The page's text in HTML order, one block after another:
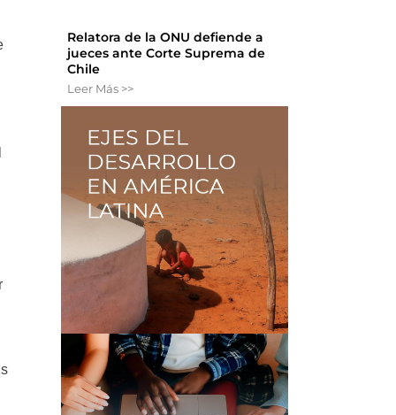
Relatora de la ONU defiende a
jueces ante Corte Suprema de
Chile
Leer Más >>